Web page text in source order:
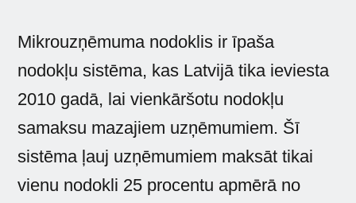
Mikrouzņēmuma nodoklis ir īpaša
nodokļu sistēma, kas Latvijā tika ieviesta
2010 gadā, lai vienkāršotu nodokļu
samaksu mazajiem uzņēmumiem. Šī
sistēma ļauj uzņēmumiem maksāt tikai
vienu nodokli 25 procentu apmērā no